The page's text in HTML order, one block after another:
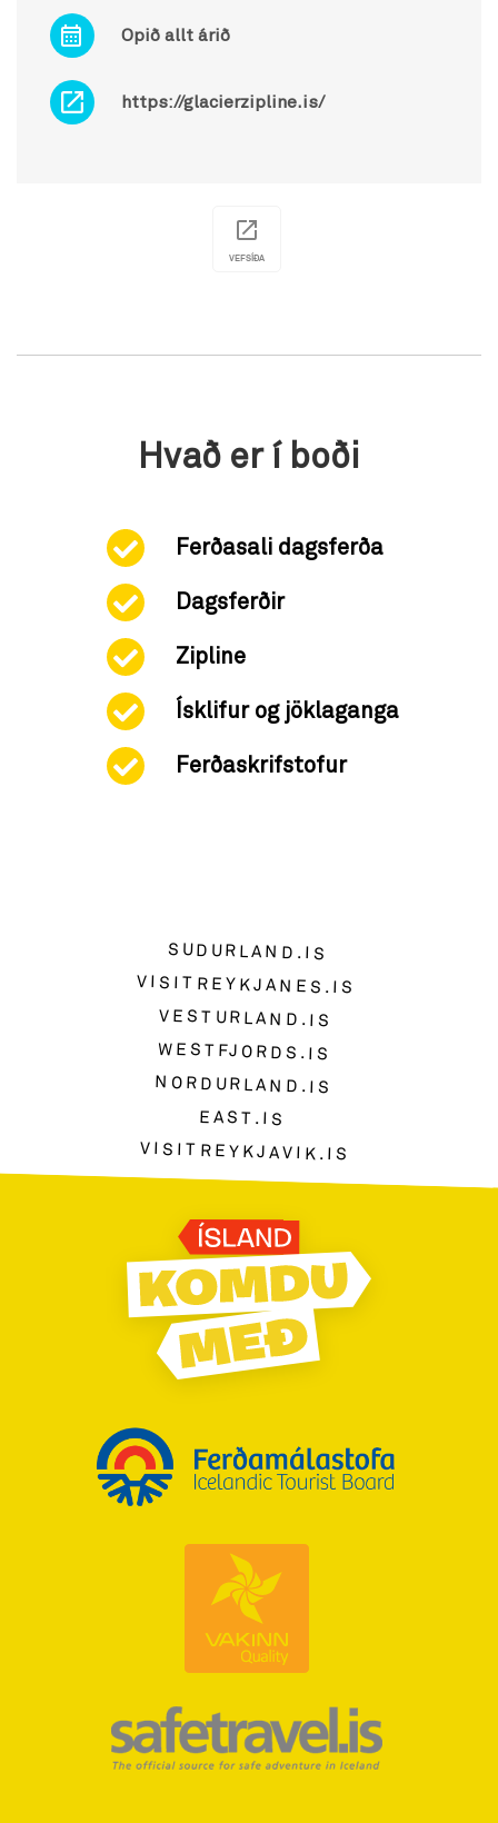
Opið allt árið
https://glacierzipline.is/
VEFSÍÐA
Hvað er í boði
Ferðasali dagsferða
Dagsferðir
Zipline
Ísklifur og jöklaganga
Ferðaskrifstofur
SUDURLAND.IS
VISITREYKJANES.IS
VESTURLAND.IS
WESTFJORDS.IS
NORDURLAND.IS
EAST.IS
VISITREYKJAVIK.IS